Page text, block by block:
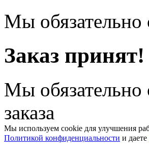
Мы обязательно
Заказ принят!
Мы обязательно
заказа
Мы используем cookie для улучшения
Политикой конфиденциальности и даете